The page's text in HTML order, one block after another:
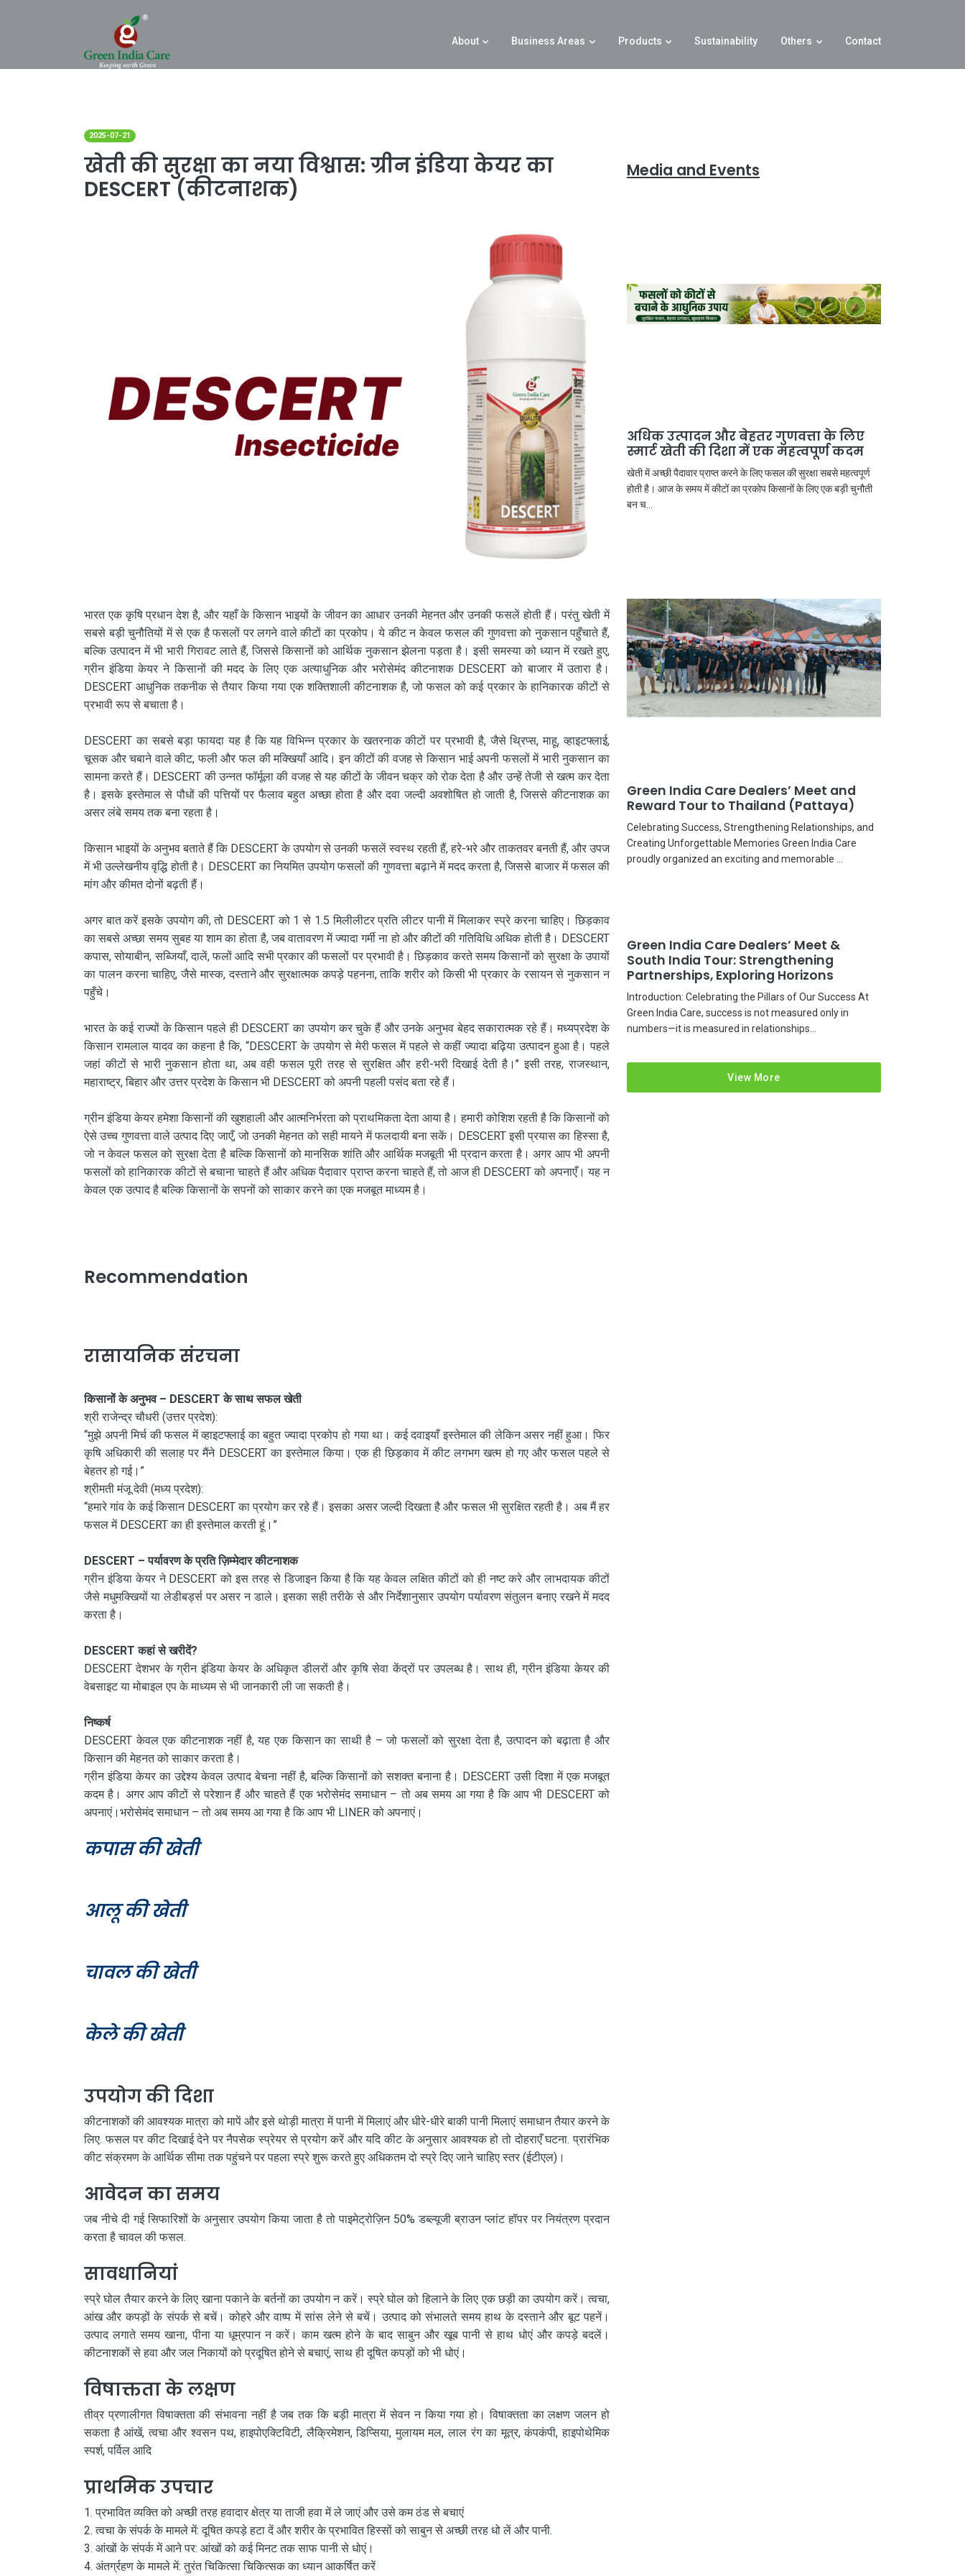
About Business Areas Products Sustainability Others Contact
2025-07-21
खेती की सुरक्षा का नया विश्वास: ग्रीन इंडिया केयर का
DESCERT (कीटनाशक)
भारत एक कृषि प्रधान देश है, और यहाँ के किसान भाइयों के जीवन का आधार उनकी मेहनत और उनकी फसलें होती हैं। परंतु खेती में
सबसे बड़ी चुनौतियों में से एक है फसलों पर लगने वाले कीटों का प्रकोप। ये कीट न केवल फसल की गुणवत्ता को नुकसान पहुँचाते हैं,
बल्कि उत्पादन में भी भारी गिरावट लाते हैं, जिससे किसानों को आर्थिक नुकसान झेलना पड़ता है। इसी समस्या को ध्यान में रखते हुए,
ग्रीन इंडिया केयर ने किसानों की मदद के लिए एक अत्याधुनिक और भरोसेमंद कीटनाशक DESCERT को बाजार में उतारा है।
DESCERT आधुनिक तकनीक से तैयार किया गया एक शक्तिशाली कीटनाशक है, जो फसल को कई प्रकार के हानिकारक कीटों से
प्रभावी रूप से बचाता है।
DESCERT का सबसे बड़ा फायदा यह है कि यह विभिन्न प्रकार के खतरनाक कीटों पर प्रभावी है, जैसे थ्रिप्स, माहू, व्हाइटफ्लाई,
चूसक और चबाने वाले कीट, फली और फल की मक्खियाँ आदि। इन कीटों की वजह से किसान भाई अपनी फसलों में भारी नुकसान का
सामना करते हैं। DESCERT की उन्नत फॉर्मूला की वजह से यह कीटों के जीवन चक्र को रोक देता है और उन्हें तेजी से खत्म कर देता
है। इसके इस्तेमाल से पौधों की पत्तियों पर फैलाव बहुत अच्छा होता है और दवा जल्दी अवशोषित हो जाती है, जिससे कीटनाशक का
असर लंबे समय तक बना रहता है।
किसान भाइयों के अनुभव बताते हैं कि DESCERT के उपयोग से उनकी फसलें स्वस्थ रहती हैं, हरे-भरे और ताकतवर बनती हैं, और उपज
में भी उल्लेखनीय वृद्धि होती है। DESCERT का नियमित उपयोग फसलों की गुणवत्ता बढ़ाने में मदद करता है, जिससे बाजार में फसल की
मांग और कीमत दोनों बढ़ती हैं।
अगर बात करें इसके उपयोग की, तो DESCERT को 1 से 1.5 मिलीलीटर प्रति लीटर पानी में मिलाकर स्प्रे करना चाहिए। छिड़काव
का सबसे अच्छा समय सुबह या शाम का होता है, जब वातावरण में ज्यादा गर्मी ना हो और कीटों की गतिविधि अधिक होती है। DESCERT
कपास, सोयाबीन, सब्जियाँ, दालें, फलों आदि सभी प्रकार की फसलों पर प्रभावी है। छिड़काव करते समय किसानों को सुरक्षा के उपायों
का पालन करना चाहिए, जैसे मास्क, दस्ताने और सुरक्षात्मक कपड़े पहनना, ताकि शरीर को किसी भी प्रकार के रसायन से नुकसान न
पहुँचे।
भारत के कई राज्यों के किसान पहले ही DESCERT का उपयोग कर चुके हैं और उनके अनुभव बेहद सकारात्मक रहे हैं। मध्यप्रदेश के
किसान रामलाल यादव का कहना है कि, “DESCERT के उपयोग से मेरी फसल में पहले से कहीं ज्यादा बढ़िया उत्पादन हुआ है। पहले
जहां कीटों से भारी नुकसान होता था, अब वही फसल पूरी तरह से सुरक्षित और हरी-भरी दिखाई देती है।’’ इसी तरह, राजस्थान,
महाराष्ट्र, बिहार और उत्तर प्रदेश के किसान भी DESCERT को अपनी पहली पसंद बता रहे हैं।
ग्रीन इंडिया केयर हमेशा किसानों की खुशहाली और आत्मनिर्भरता को प्राथमिकता देता आया है। हमारी कोशिश रहती है कि किसानों को
ऐसे उच्च गुणवत्ता वाले उत्पाद दिए जाएँ, जो उनकी मेहनत को सही मायने में फलदायी बना सकें। DESCERT इसी प्रयास का हिस्सा है,
जो न केवल फसल को सुरक्षा देता है बल्कि किसानों को मानसिक शांति और आर्थिक मजबूती भी प्रदान करता है। अगर आप भी अपनी
फसलों को हानिकारक कीटों से बचाना चाहते हैं और अधिक पैदावार प्राप्त करना चाहते हैं, तो आज ही DESCERT को अपनाएँ। यह न
केवल एक उत्पाद है बल्कि किसानों के सपनों को साकार करने का एक मजबूत माध्यम है।
Recommendation
रासायनिक संरचना
किसानों के अनुभव – DESCERT के साथ सफल खेती
श्री राजेन्द्र चौधरी (उत्तर प्रदेश):
“मुझे अपनी मिर्च की फसल में व्हाइटफ्लाई का बहुत ज्यादा प्रकोप हो गया था। कई दवाइयाँ इस्तेमाल की लेकिन असर नहीं हुआ। फिर
कृषि अधिकारी की सलाह पर मैंने DESCERT का इस्तेमाल किया। एक ही छिड़काव में कीट लगभग खत्म हो गए और फसल पहले से
बेहतर हो गई।”
श्रीमती मंजू देवी (मध्य प्रदेश):
“हमारे गांव के कई किसान DESCERT का प्रयोग कर रहे हैं। इसका असर जल्दी दिखता है और फसल भी सुरक्षित रहती है। अब मैं हर
फसल में DESCERT का ही इस्तेमाल करती हूं।”
DESCERT – पर्यावरण के प्रति ज़िम्मेदार कीटनाशक
ग्रीन इंडिया केयर ने DESCERT को इस तरह से डिजाइन किया है कि यह केवल लक्षित कीटों को ही नष्ट करे और लाभदायक कीटों
जैसे मधुमक्खियों या लेडीबर्ड्स पर असर न डाले। इसका सही तरीके से और निर्देशानुसार उपयोग पर्यावरण संतुलन बनाए रखने में मदद
करता है।
DESCERT कहां से खरीदें?
DESCERT देशभर के ग्रीन इंडिया केयर के अधिकृत डीलरों और कृषि सेवा केंद्रों पर उपलब्ध है। साथ ही, ग्रीन इंडिया केयर की
वेबसाइट या मोबाइल एप के माध्यम से भी जानकारी ली जा सकती है।
निष्कर्ष
DESCERT केवल एक कीटनाशक नहीं है, यह एक किसान का साथी है – जो फसलों को सुरक्षा देता है, उत्पादन को बढ़ाता है और
किसान की मेहनत को साकार करता है।
ग्रीन इंडिया केयर का उद्देश्य केवल उत्पाद बेचना नहीं है, बल्कि किसानों को सशक्त बनाना है। DESCERT उसी दिशा में एक मजबूत
कदम है। अगर आप कीटों से परेशान हैं और चाहते हैं एक भरोसेमंद समाधान – तो अब समय आ गया है कि आप भी DESCERT को
अपनाएं।भरोसेमंद समाधान – तो अब समय आ गया है कि आप भी LINER को अपनाएं।
कपास की खेती
आलू की खेती
चावल की खेती
केले की खेती
उपयोग की दिशा
कीटनाशकों की आवश्यक मात्रा को मापें और इसे थोड़ी मात्रा में पानी में मिलाएं और धीरे-धीरे बाकी पानी मिलाएं समाधान तैयार करने के
लिए. फसल पर कीट दिखाई देने पर नैपसेक स्प्रेयर से प्रयोग करें और यदि कीट के अनुसार आवश्यक हो तो दोहराएँ घटना. प्रारंभिक
कीट संक्रमण के आर्थिक सीमा तक पहुंचने पर पहला स्प्रे शुरू करते हुए अधिकतम दो स्प्रे दिए जाने चाहिए स्तर (ईटीएल)।
आवेदन का समय
जब नीचे दी गई सिफारिशों के अनुसार उपयोग किया जाता है तो पाइमेट्रोज़िन 50% डब्ल्यूजी ब्राउन प्लांट हॉपर पर नियंत्रण प्रदान
करता है चावल की फसल.
सावधानियां
स्प्रे घोल तैयार करने के लिए खाना पकाने के बर्तनों का उपयोग न करें। स्प्रे घोल को हिलाने के लिए एक छड़ी का उपयोग करें। त्वचा,
आंख और कपड़ों के संपर्क से बचें। कोहरे और वाष्प में सांस लेने से बचें। उत्पाद को संभालते समय हाथ के दस्ताने और बूट पहनें।
उत्पाद लगाते समय खाना, पीना या धूम्रपान न करें। काम खत्म होने के बाद साबुन और खूब पानी से हाथ धोएं और कपड़े बदलें।
कीटनाशकों से हवा और जल निकायों को प्रदूषित होने से बचाएं, साथ ही दूषित कपड़ों को भी धोएं।
विषाक्तता के लक्षण
तीव्र प्रणालीगत विषाक्तता की संभावना नहीं है जब तक कि बड़ी मात्रा में सेवन न किया गया हो। विषाक्तता का लक्षण जलन हो
सकता है आंखें, त्वचा और श्वसन पथ, हाइपोएक्टिविटी, लैक्रिमेशन, डिप्सिया, मुलायम मल, लाल रंग का मूत्र, कंपकंपी, हाइपोथेमिक
स्पर्श, पर्विल आदि
प्राथमिक उपचार
प्रभावित व्यक्ति को अच्छी तरह हवादार क्षेत्र या ताजी हवा में ले जाएं और उसे कम ठंड से बचाएं
त्वचा के संपर्क के मामले में: दूषित कपड़े हटा दें और शरीर के प्रभावित हिस्सों को साबुन से अच्छी तरह धो लें और पानी.
आंखों के संपर्क में आने पर: आंखों को कई मिनट तक साफ पानी से धोएं।
अंतर्ग्रहण के मामले में: तुरंत चिकित्सा चिकित्सक का ध्यान आकर्षित करें
Media and Events
अधिक उत्पादन और बेहतर गुणवत्ता के लिए
स्मार्ट खेती की दिशा में एक महत्वपूर्ण कदम
खेती में अच्छी पैदावार प्राप्त करने के लिए फसल की सुरक्षा सबसे महत्वपूर्ण
होती है। आज के समय में कीटों का प्रकोप किसानों के लिए एक बड़ी चुनौती
बन च...
Green India Care Dealers’ Meet and
Reward Tour to Thailand (Pattaya)
Celebrating Success, Strengthening Relationships, and
Creating Unforgettable Memories Green India Care
proudly organized an exciting and memorable ...
Green India Care Dealers’ Meet &
South India Tour: Strengthening
Partnerships, Exploring Horizons
Introduction: Celebrating the Pillars of Our Success At
Green India Care, success is not measured only in
numbers—it is measured in relationships...
View More